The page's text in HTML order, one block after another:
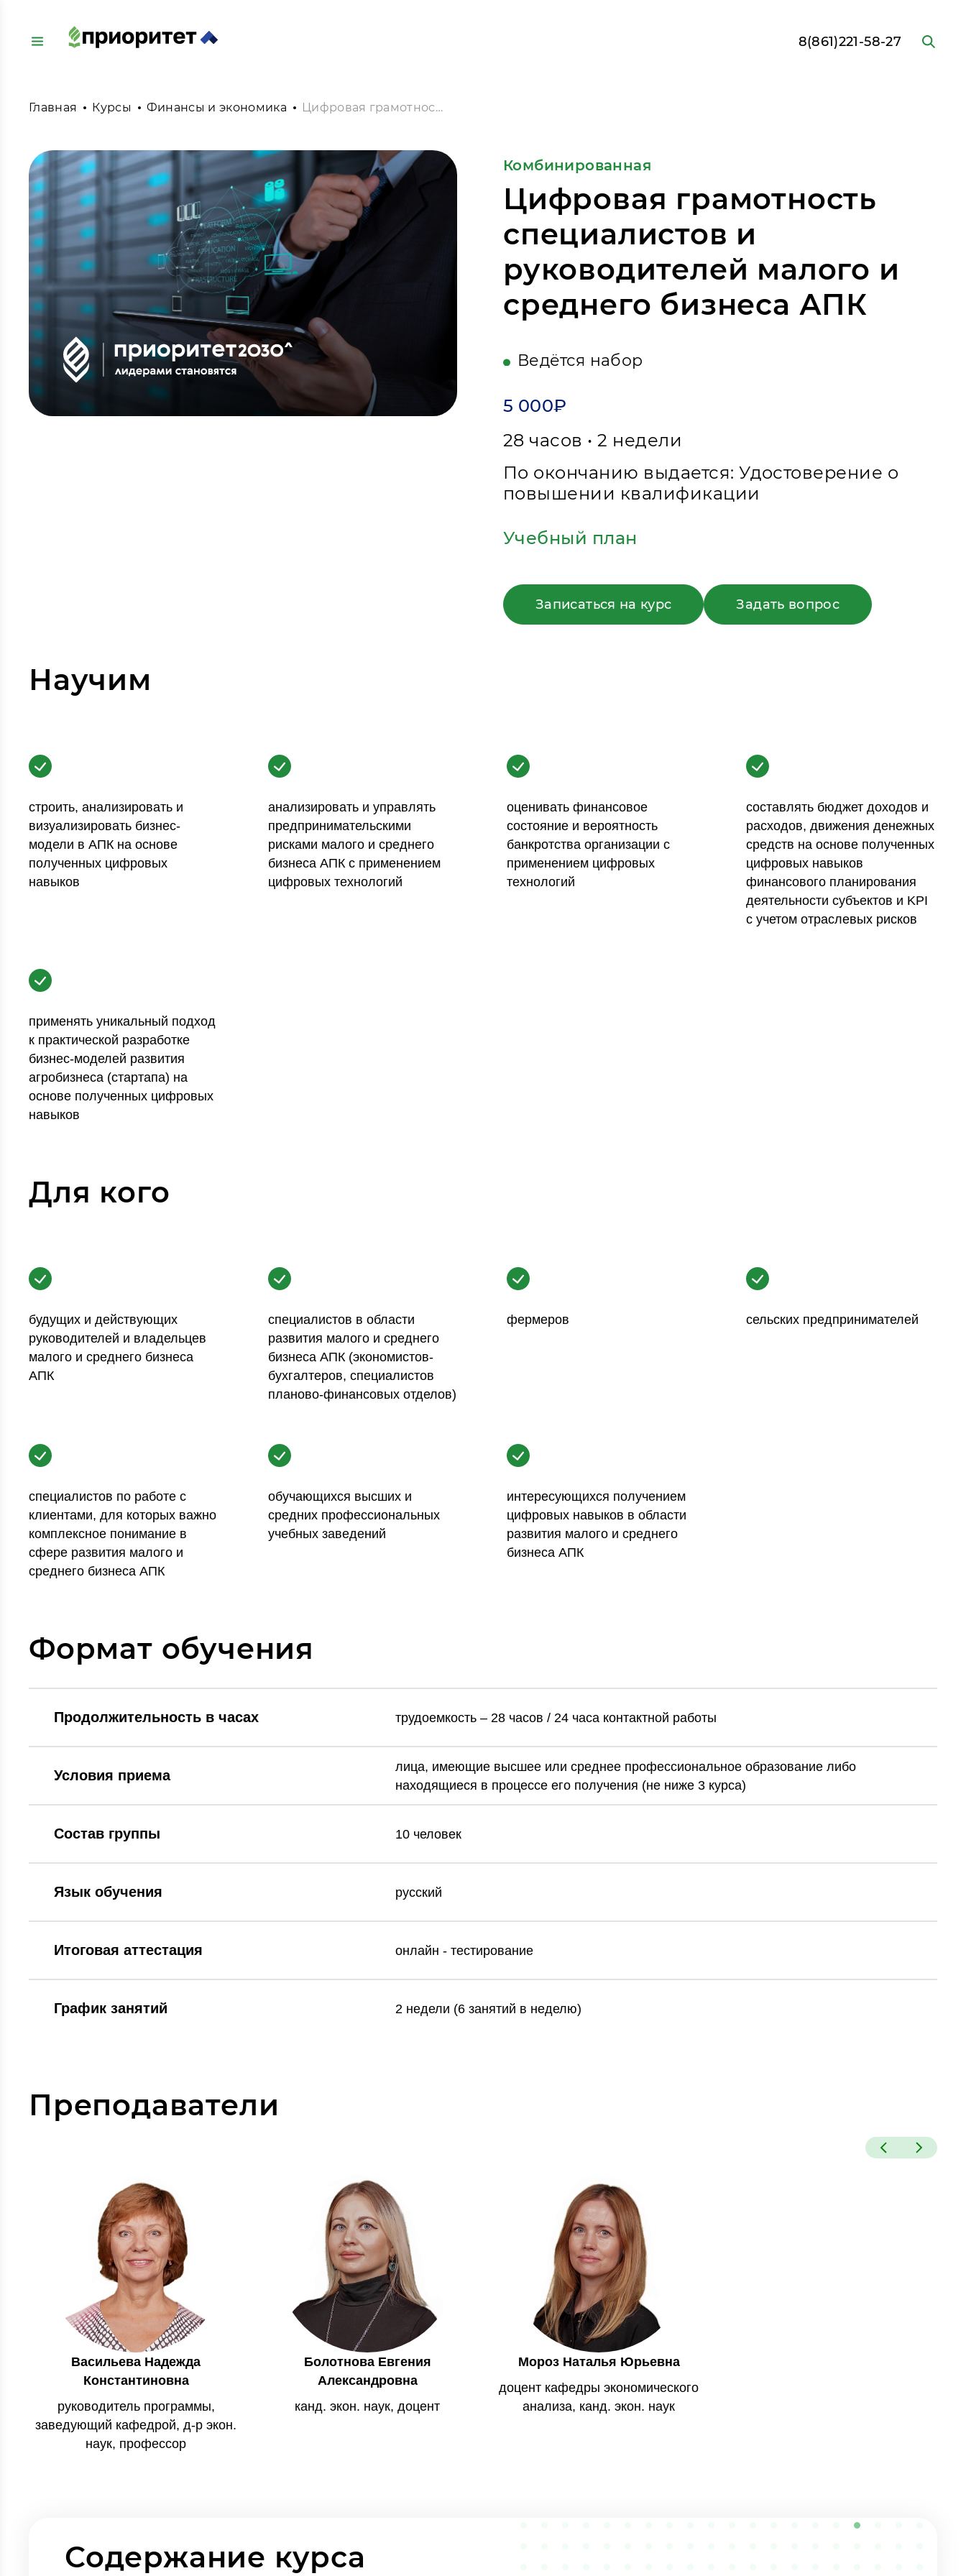
8(861)221-58-27
Главная Курсы Финансы и экономика Цифровая грамотность специалистов и руководителей малого и среднего бизнеса АПК
Комбинированная
Цифровая грамотность
специалистов и
руководителей малого и
среднего бизнеса АПК
Ведётся набор
5 000₽
28 часов • 2 недели
По окончанию выдается: Удостоверение о
повышении квалификации
Учебный план
Записаться на курс Задать вопрос
Научим
строить, анализировать и
визуализировать бизнес-
модели в АПК на основе
полученных цифровых
навыков
анализировать и управлять
предпринимательскими
рисками малого и среднего
бизнеса АПК с применением
цифровых технологий
оценивать финансовое
состояние и вероятность
банкротства организации с
применением цифровых
технологий
составлять бюджет доходов и
расходов, движения денежных
средств на основе полученных
цифровых навыков
финансового планирования
деятельности субъектов и KPI
с учетом отраслевых рисков
применять уникальный подход
к практической разработке
бизнес-моделей развития
агробизнеса (стартапа) на
основе полученных цифровых
навыков
Для кого
будущих и действующих
руководителей и владельцев
малого и среднего бизнеса
АПК
специалистов в области
развития малого и среднего
бизнеса АПК (экономистов-
бухгалтеров, специалистов
планово-финансовых отделов)
фермеров сельских предпринимателей
специалистов по работе с
клиентами, для которых важно
комплексное понимание в
сфере развития малого и
среднего бизнеса АПК
обучающихся высших и
средних профессиональных
учебных заведений
интересующихся получением
цифровых навыков в области
развития малого и среднего
бизнеса АПК
Формат обучения
Продолжительность в часах трудоемкость – 28 часов / 24 часа контактной работы
Условия приема
лица, имеющие высшее или среднее профессиональное образование либо
находящиеся в процессе его получения (не ниже 3 курса)
Состав группы 10 человек
Язык обучения русский
Итоговая аттестация онлайн - тестирование
График занятий 2 недели (6 занятий в неделю)
Преподаватели
Васильева Надежда
Константиновна
руководитель программы,
заведующий кафедрой, д-р экон.
наук, профессор
Болотнова Евгения
Александровна
канд. экон. наук, доцент
Мороз Наталья Юрьевна
доцент кафедры экономического
анализа, канд. экон. наук
Содержание курса